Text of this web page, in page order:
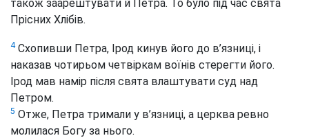
також заарештувати й Петра. То було під час свята
Прісних Хлібів.
4Схопивши Петра, Ірод кинув його до в’язниці, і
наказав чотирьом четвіркам воїнів стерегти його.
Ірод мав намір після свята влаштувати суд над
Петром.
5 Отже, Петра тримали у в’язниці, а церква ревно
молилася Богу за нього.